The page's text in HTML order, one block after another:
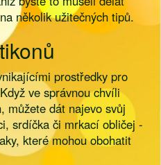
několik užitečných tipů.
prostředky pro
ve správnou chvíli
můžete dát najevo svůj
srdíčka či mrkací obličej -
které mohou obohatit